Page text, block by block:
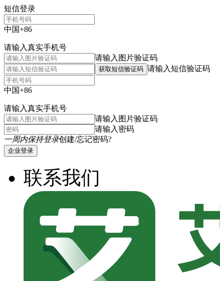
短信登录
中国+86
请输入真实手机号
请输入图片验证码
获取短信验证码 请输入短信验证码
中国+86
请输入真实手机号
请输入图片验证码
请输入密码
一周内保持登录创建/忘记密码?
企业登录
联系我们